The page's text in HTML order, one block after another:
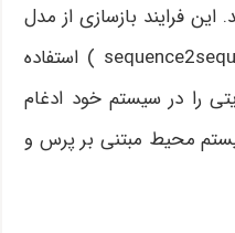
فرایند بازسازی از مدل
قدیمی دنباله به دنباله ( sequence2sequence ) استفاده
را در سیستم خود ادغام
محیط مبتنی بر پرس و